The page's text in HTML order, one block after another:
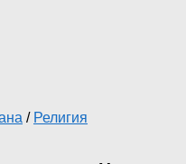
/ Религия